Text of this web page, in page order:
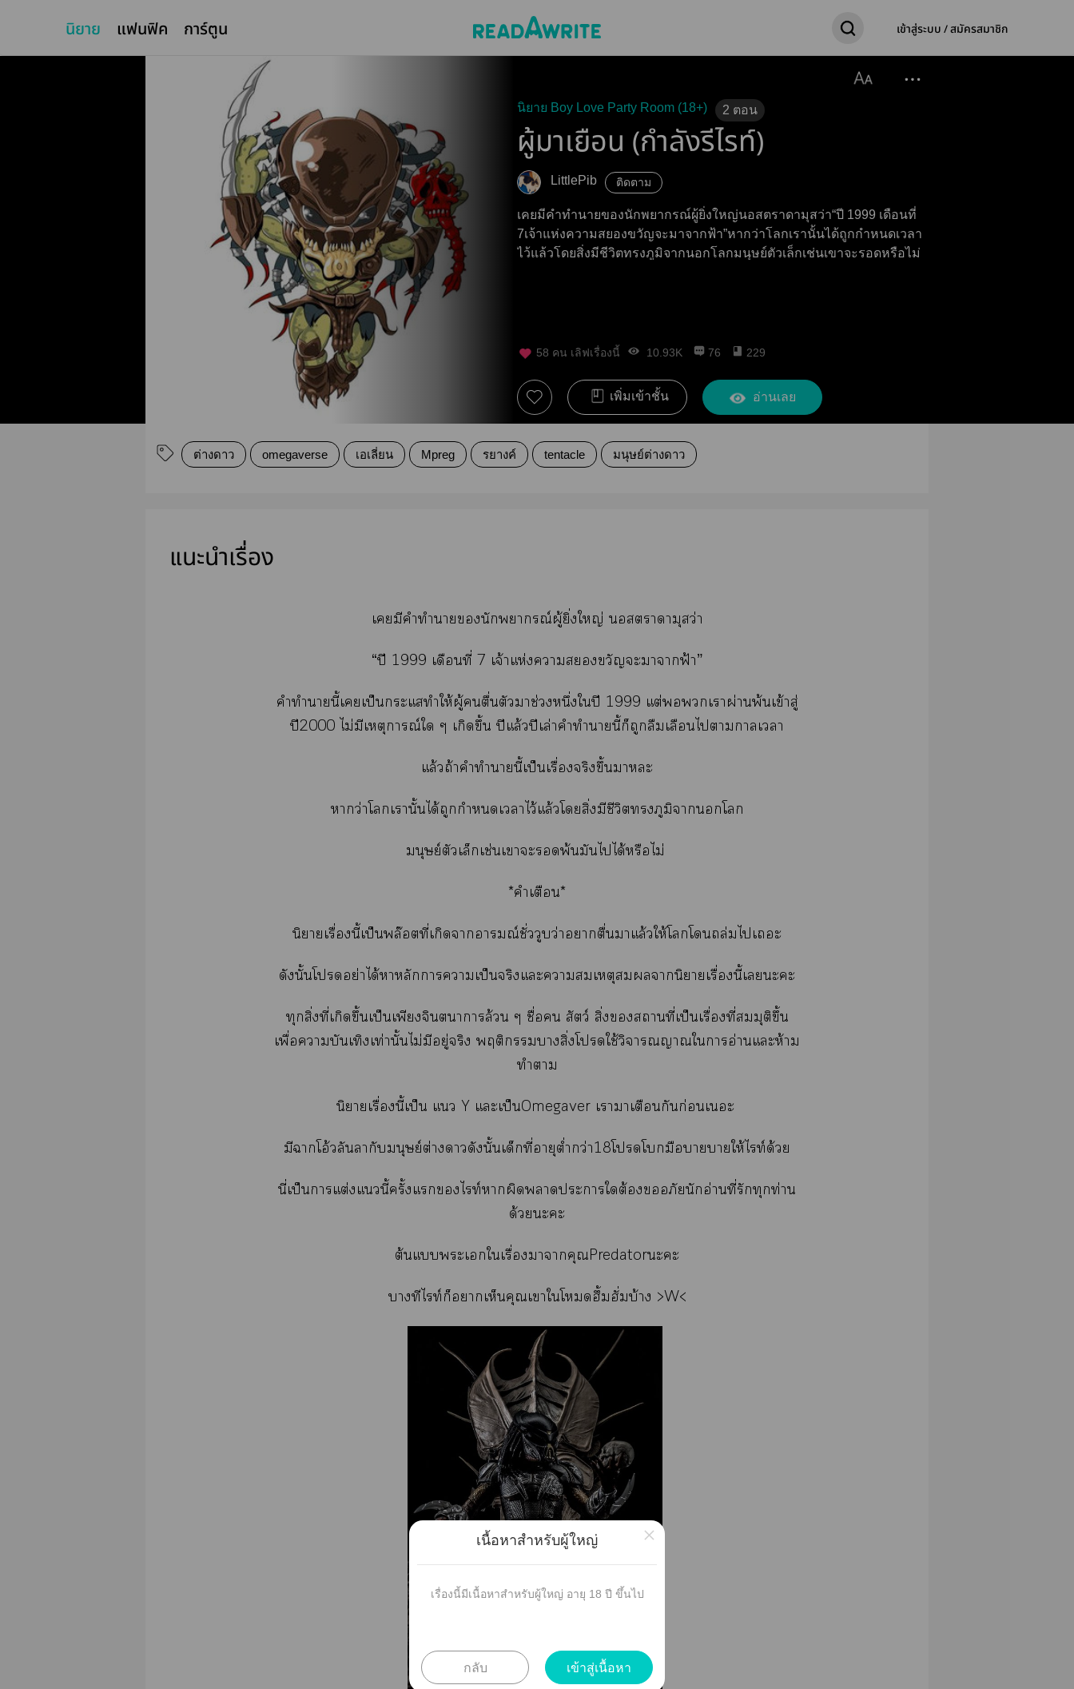
นิยาย แฟนฟิค การ์ตูน เข้าสู่ระบบ / สมัครสมาชิก
นิยาย Boy Love Party Room (18+) 2 ตอน
ผู้มาเยือน (กำลังรีไรท์)
LittlePib ติดตาม
เคยมีคำทำนายของนักพยากรณ์ผู้ยิ่งใหญ่นอสตราดามุสว่า“ปี 1999 เดือนที่
7เจ้าแห่งความสยองขวัญจะมาจากฟ้า”หากว่าโลกเรานั้นได้ถูกกำหนดเวลา
ไว้แล้วโดยสิ่งมีชีวิตทรงภูมิจากนอกโลกมนุษย์ตัวเล็กเช่นเขาจะรอดหรือไม่
58 คน เลิฟเรื่องนี้ 10.93K 76 229
เพิ่มเข้าชั้น อ่านเลย
ต่างดาว omegaverse เอเลี่ยน Mpreg รยางค์ tentacle มนุษย์ต่างดาว
แนะนำเรื่อง
เมีคำทำานักพยากรณ์ผู้ยิ่งใหญ่ าามุสว่า
“ปี 1999 เดือนที่ 7 เจ้าแห่งาขวัญะาาฟ้า”
คำทำานี้เเป็นกระแทำให้ผู้ตื่นตัวาช่วงหนึ่งใปี 1999 แต่เาผ่านพ้นเข้าสู่
ปี2000 ไม่มีเหตุการณ์ใ ๆ เกิดขึ้น ปีแล้วปีเล่าคำทำานี้ก็ถูกลืมเลือนไาาเา
แล้วถ้าคำทำานี้เป็นเรื่องจริงขึ้นาะ
าว่าโเานั้นได้ถูกกำหนดเาไว้แล้วโสิ่งมีชีวิตภูมิาโ
มนุษย์ตัวเล็กเช่นเาะพ้นมันไได้หรือไม่
*คำเตือน*
นิยายเรื่องนี้เป็นพล๊อตที่เกิดาอารมณ์ชั่ววูบว่าาตื่นาแล้วให้โโถล่มไเะ
ดังนั้นโอย่าได้าหลักาาเป็นจริงแะาสมเหตุสมผลานิยายเรื่องนี้เะะ
ทุกสิ่งที่เกิดขึ้นเป็นเพียงจินตนาการล้วน ๆ ชื่อ สัตว์ สิ่งของสถานที่เป็นเรื่องที่สมมุติขึ้น
เพื่อาบันเทิงเท่านั้นไม่มีอยู่จริง พฤติกรรมาสิ่งโใช้วิจารณญาณใาอ่านแะห้าม
ทำา
นิยายเรื่องนี้เป็น แ Y แะเป็นOmegaver เาาเตือนกันก่อนเะ
มีาโอ้วลันลากับมนุษย์ต่างาดังนั้นเด็กที่อายุต่ำกว่า18โโมือาาให้ไท์ด้วย
นี่เป็นาแต่งแนี้ครั้งแไท์าผิดาะาใต้องอภัยนักอ่านที่รักทุกท่าน
ด้วยะะ
ต้นแะเใเรื่องาาคุณPredatorะะ
บางทีไท์ก็าเห็นคุณเาใโดฮึ้มฮั่มบ้าง >W<
เนื้อหาสำหรับผู้ใหญ่
เรื่องนี้มีเนื้อหาสำหรับผู้ใหญ่ อายุ 18 ปี ขึ้นไป
กลับ เข้าสู่เนื้อหา
×